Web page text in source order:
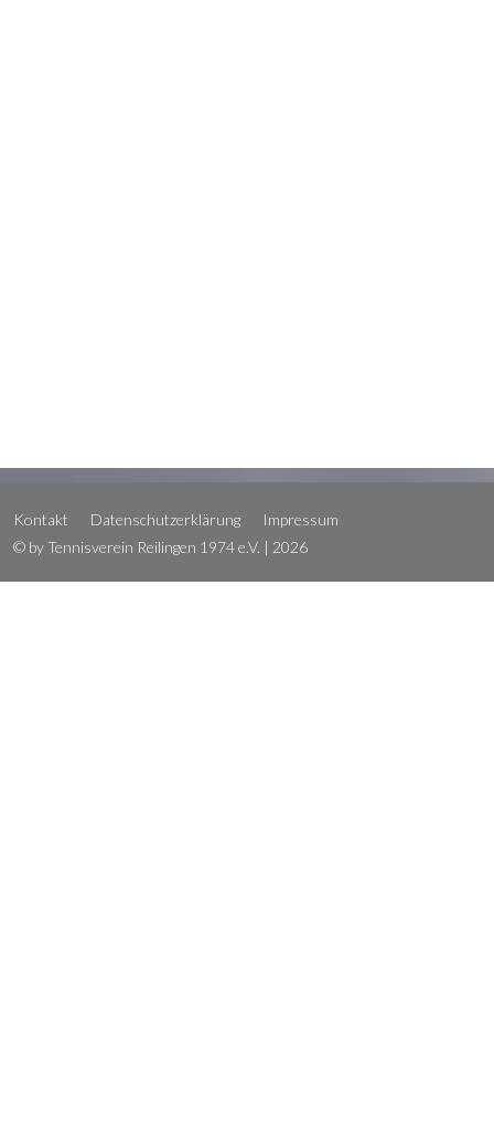
Kontakt Datenschutzerklärung
Impressum
© by Tennisverein Reilingen 1974 e.V. | 2026